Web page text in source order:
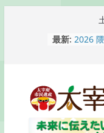
最新: 2026
通古
梅香苑
知らせ
木うそ